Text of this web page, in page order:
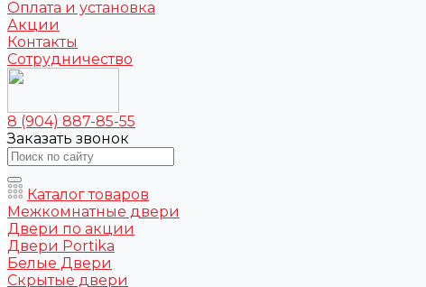
Оплата и установка
Акции
Контакты
Сотрудничество
8 (904) 887-85-55
Заказать звонок
Каталог товаров
Межкомнатные двери
Двери по акции
Двери Portika
Белые Двери
Скрытые двери